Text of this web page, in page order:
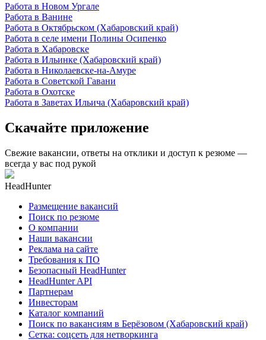
Работа в Новом Ургале
Работа в Ванине
Работа в Октябрьском (Хабаровский край)
Работа в селе имени Полины Осипенко
Работа в Хабаровске
Работа в Ильинке (Хабаровский край)
Работа в Николаевске-на-Амуре
Работа в Советской Гавани
Работа в Охотске
Работа в Заветах Ильича (Хабаровский край)
Скачайте приложение
Свежие вакансии, ответы на отклики и доступ к резюме —
всегда у вас под рукой
HeadHunter
Размещение вакансий
Поиск по резюме
О компании
Наши вакансии
Реклама на сайте
Требования к ПО
Безопасный HeadHunter
HeadHunter API
Партнерам
Инвесторам
Каталог компаний
Поиск по вакансиям в Берёзовом (Хабаровский край)
Сетка: соцсеть для нетворкинга